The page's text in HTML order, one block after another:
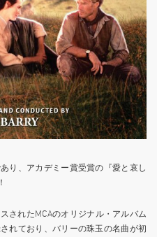
り、アカデミー賞受賞の『愛と哀し
されたMCAのオリジナル・アルバム
れており、バリーの珠玉の名曲が初